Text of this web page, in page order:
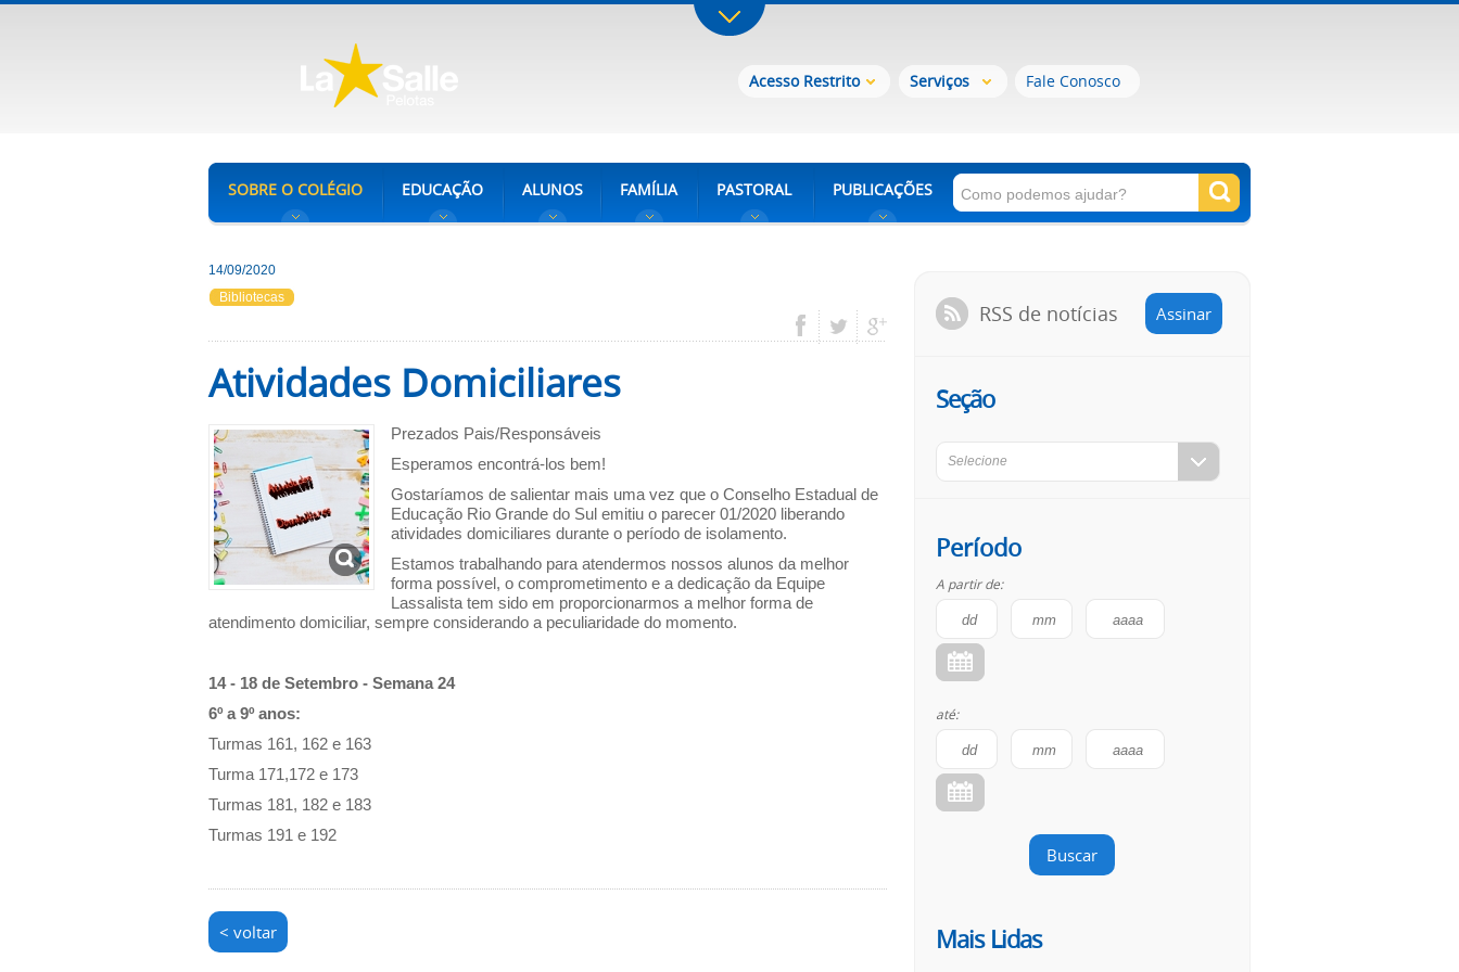
Acesso Restrito Serviços Fale Conosco
SOBRE O COLÉGIO EDUCAÇÃO ALUNOS FAMÍLIA PASTORAL PUBLICAÇÕES
14/09/2020
Bibliotecas
Atividades Domiciliares
Prezados Pais/Responsáveis
Esperamos encontrá-los bem!
Gostaríamos de salientar mais uma vez que o Conselho Estadual de
Educação Rio Grande do Sul emitiu o parecer 01/2020 liberando
atividades domiciliares durante o período de isolamento.
Estamos trabalhando para atendermos nossos alunos da melhor
forma possível, o comprometimento e a dedicação da Equipe
Lassalista tem sido em proporcionarmos a melhor forma de
atendimento domiciliar, sempre considerando a peculiaridade do momento.
14 - 18 de Setembro - Semana 24
6º a 9º anos:
Turmas 161, 162 e 163
Turma 171,172 e 173
Turmas 181, 182 e 183
Turmas 191 e 192
< voltar
RSS de notícias Assinar
Seção
Selecione
Período
A partir de:
até:
Buscar
Mais Lidas